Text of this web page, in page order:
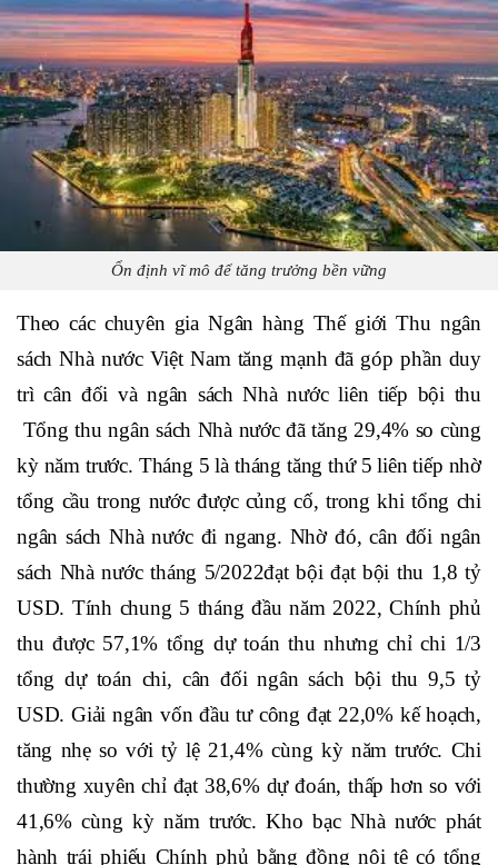
Ổn định vĩ mô để tăng trưởng bền vững
Theo các chuyên gia Ngân hàng Thế giới Thu ngân
sách Nhà nước Việt Nam tăng mạnh đã góp phần duy
trì cân đối và ngân sách Nhà nước liên tiếp bội thu
Tổng thu ngân sách Nhà nước đã tăng 29,4% so cùng
kỳ năm trước. Tháng 5 là tháng tăng thứ 5 liên tiếp nhờ
tổng cầu trong nước được củng cố, trong khi tổng chi
ngân sách Nhà nước đi ngang. Nhờ đó, cân đối ngân
sách Nhà nước tháng 5/2022đạt bội đạt bội thu 1,8 tỷ
USD. Tính chung 5 tháng đầu năm 2022, Chính phủ
thu được 57,1% tổng dự toán thu nhưng chỉ chi 1/3
tổng dự toán chi, cân đối ngân sách bội thu 9,5 tỷ
USD. Giải ngân vốn đầu tư công đạt 22,0% kế hoạch,
tăng nhẹ so với tỷ lệ 21,4% cùng kỳ năm trước. Chi
thường xuyên chỉ đạt 38,6% dự đoán, thấp hơn so với
41,6% cùng kỳ năm trước. Kho bạc Nhà nước phát
hành trái phiếu Chính phủ bằng đồng nội tệ có tổng